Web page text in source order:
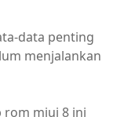
data penting
menjalankan
rom miui 8 ini